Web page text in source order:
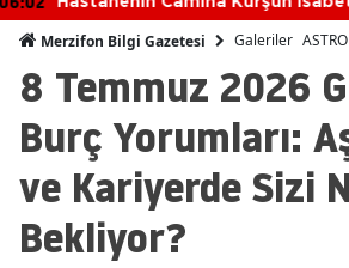
Merzifon Bilgi Gazetesi Galeriler
8 Temmuz 2026
Burç Yorumları:
ve Kariyerde Sizi
Bekliyor?